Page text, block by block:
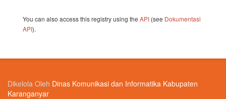
You can also access this registry using the API (see Dokumentasi
API).
Dikelola Oleh Dinas Komunikasi dan Informatika Kabupaten
Karanganyar